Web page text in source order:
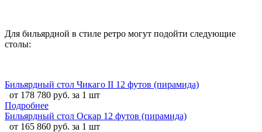
Для бильярдной в стиле ретро могут подойти следующие
столы:
Бильярдный стол Чикаго II 12 футов (пирамида)
от 178 780 руб. за 1 шт
Подробнее
Бильярдный стол Оскар 12 футов (пирамида)
от 165 860 руб. за 1 шт